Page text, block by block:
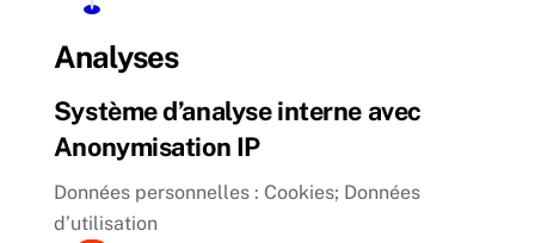
Analyses
Système d’analyse interne avec
Anonymisation IP
Données personnelles : Cookies; Données
d’utilisation